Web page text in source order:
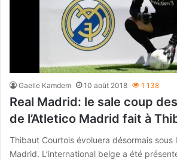
Gaelle Kamdem 10 août 2018 1 138
Real Madrid: le sale coup
de l’Atletico Madrid fait à
Thibaut Courtois évoluera désormais sous
Madrid. L’international belge a été